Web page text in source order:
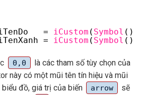
= iCustom ( Symbol (),
= iCustom ( Symbol (),
0,0
là các tham số tùy chọn của
này có một mũi tên tín hiệu và mũi
đồ, giá trị của biến
arrow
sẽ